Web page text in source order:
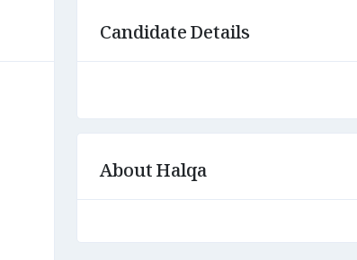
Candidate Details
About Halqa